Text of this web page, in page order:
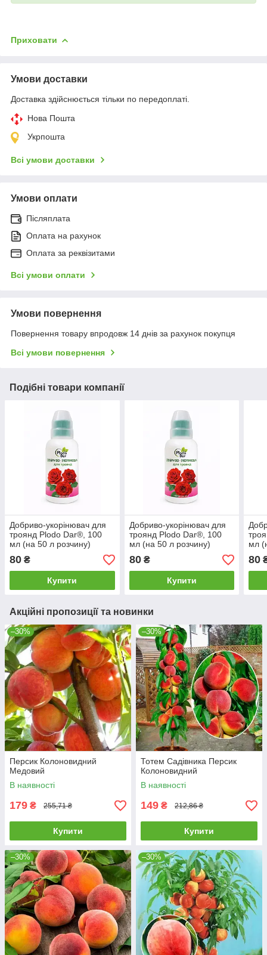
Приховати
Умови доставки
Доставка здійснюється тільки по передоплаті.
Нова Пошта
Укрпошта
Всі умови доставки
Умови оплати
Післяплата
Оплата на рахунок
Оплата за реквізитами
Всі умови оплати
Умови повернення
Повернення товару впродовж 14 днів за рахунок покупця
Всі умови повернення
Подібні товари компанії
Добриво-укорінювач для
троянд Plodo Dar®, 100
мл (на 50 л розчину)
80 ₴
Купити
Добриво-укорінювач для
троянд Plodo Dar®, 100
мл (на 50 л розчину)
80₴
Купити
мл
80
Акційні пропозиції та новинки
–30%
Персик Колоновидний
Медовий
В наявності
179 ₴ 255,71 ₴
Купити
–30%
Тотем Садівника Персик
Колоновидний
В наявності
149 ₴ 212,86 ₴
Купити
–30% –30%